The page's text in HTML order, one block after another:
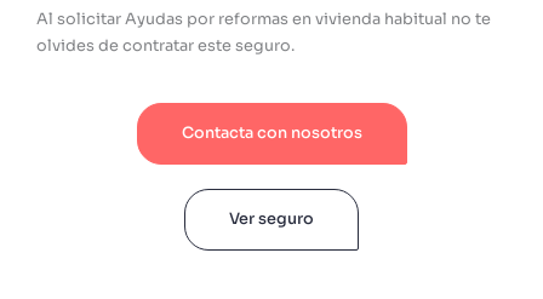
Al solicitar Ayudas por reformas en vivienda habitual no te
olvides de contratar este seguro.
Contacta con nosotros
Ver seguro